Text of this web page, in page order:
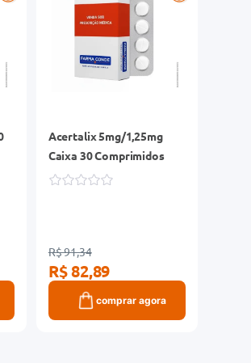
Acertalix 5mg/1,25mg
Caixa 30 Comprimidos
R$ 91,34
R$ 82,89
comprar agora